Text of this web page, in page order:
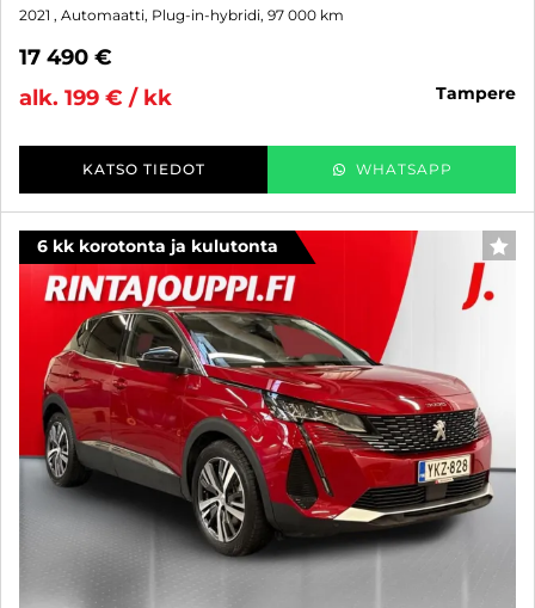
2021 , Automaatti, Plug-in-hybridi, 97 000 km
17 490 €
alk. 199 € / kk
tampere
KATSO TIEDOT WHATSAPP
6 kk korotonta ja kulutonta